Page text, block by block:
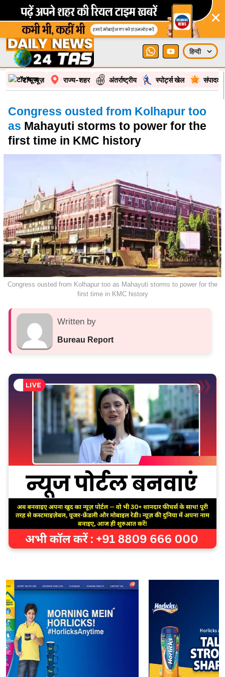
×
टॉप न्यूज़ राज्य-शहर अंतर्राष्ट्रीय स्पोर्ट्स खेल
Congress ousted from Kolhapur too
as Mahayuti storms to power for the
first time in KMC history
Congress ousted from Kolhapur too as Mahayuti storms to power for the
first time in KMC history
Written by
Bureau Report